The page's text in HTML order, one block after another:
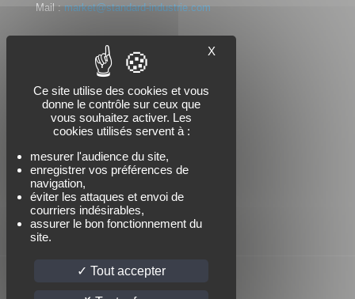
Mail : market@standard-industrie.com
Nous suivre
X
Ce site utilise des cookies et vous
donne le contrôle sur ceux que
vous souhaitez activer. Les
cookies utilisés servent à :
mesurer l'audience du site,
enregistrer vos préférences de
navigation,
éviter les attaques et envoi de
courriers indésirables,
assurer le bon fonctionnement du
site.
Tout accepter